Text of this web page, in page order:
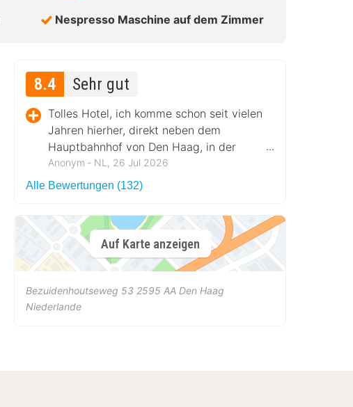
Nespresso Maschine auf dem Zimmer
8.4 Sehr gut
Tolles Hotel, ich komme schon seit vielen
Jahren hierher, direkt neben dem
Hauptbahnhof von Den Haag, in der
Nähe des Stadtzentrums.
Anonym ‐ NL, 26 Jul 2026
Alle Bewertungen (132)
Auf Karte anzeigen
Bezuidenhoutseweg 53 2595 AA Den Haag
Niederlande